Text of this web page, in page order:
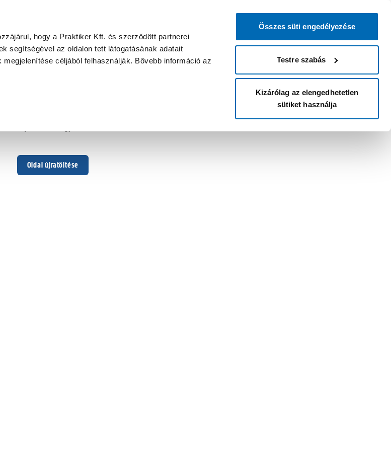
hogy a Praktiker Kft. és szerződött partnerei
segítségével az oldalon tett látogatásának adatait
céljából felhasználják. Bővebb információ az
Összes süti engedélyezése
Testre szabás
Kizárólag az elengedhetetlen
sütiket használja
Oldal újratöltése